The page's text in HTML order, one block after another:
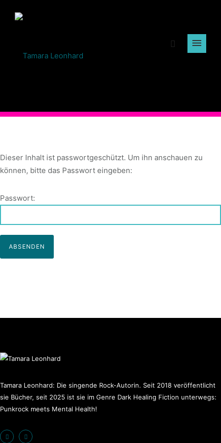
Dieser Inhalt ist passwortgeschützt. Um ihn anschauen zu
können, bitte das Passwort eingeben:
Passwort:
Tamara Leonhard: Die singende Rock-Autorin. Seit 2018 veröffentlicht
sie Bücher, seit 2025 ist sie im Genre Dark Healing Fiction unterwegs:
Punkrock meets Mental Health!